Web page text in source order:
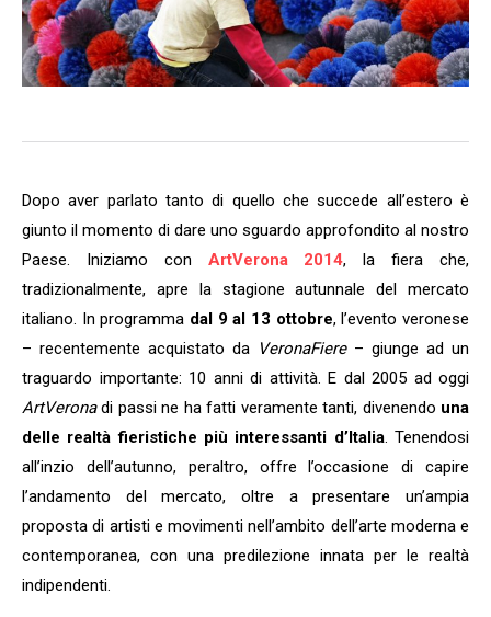
Dopo aver parlato tanto di quello che succede all’estero è
giunto il momento di dare uno sguardo approfondito al nostro
Paese. Iniziamo con ArtVerona 2014, la fiera che,
tradizionalmente, apre la stagione autunnale del mercato
italiano. In programma dal 9 al 13 ottobre, l’evento veronese
– recentemente acquistato da VeronaFiere– giunge ad un
traguardo importante: 10 anni di attività. E dal 2005 ad oggi
ArtVeronadi passi ne ha fatti veramente tanti, divenendo una
delle realtà fieristiche più interessanti d’Italia. Tenendosi
all’inzio dell’autunno, peraltro, offre l’occasione di capire
l’andamento del mercato, oltre a presentare un’ampia
proposta di artisti e movimenti nell’ambito dell’arte moderna e
contemporanea, con una predilezione innata per le realtà
indipendenti.